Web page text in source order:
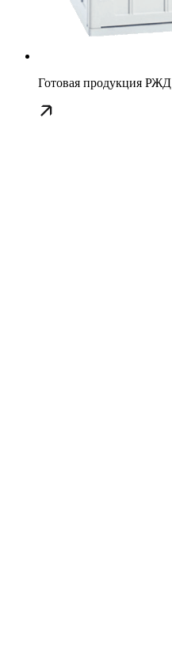
Готовая продукция РЖД